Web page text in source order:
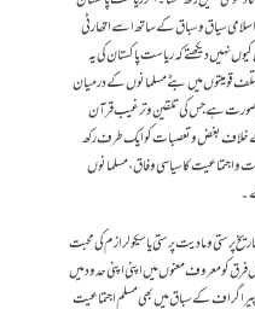
سیاق و سباق کے ساتھ اسے اتھارٹی
نہیں دیکھتے کہ ریاست پاکستان کی یہ
قومیتوں میں بٹے مسلمانوں کے درمیان
صورت ہے جس کی تلقین و ترغیب قرآن
خلاف بغض و تعصبات کو ایک طرف رکھ
و اجتماعیت کا سیاسی وفاق ، مسلمانوں
۔
پرستی و مادیت پرستی یا سیکولرازم کی محبت
کو معروف معنوں میں اپنی اپنی حدود میں
پیراگراف کے سباق میں بھی مسلم اجتماعیت